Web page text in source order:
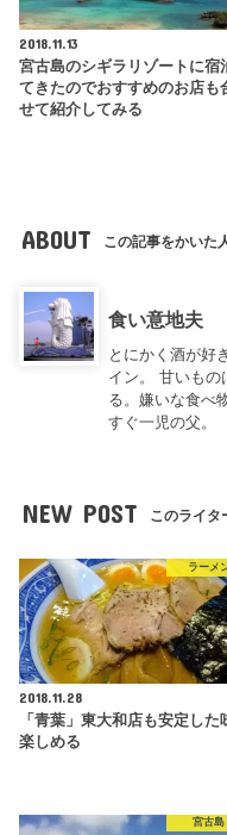
2018.11.13
宮古島のシギラリゾートに宿
てきたのでおすすめのお店も
せて紹介してみる
ABOUT この記事をかいた
食い意地夫
とにかく酒が好
イン。 甘いもの
る。嫌いな食べ
すぐ一児の父。
NEW POST このライタ
ラーメ
2018.11.28
「青葉」東大和店も安定した
楽しめる
宮古島